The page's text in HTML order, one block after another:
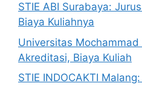
STIE ABI Surabaya:
Biaya Kuliahnya
Universitas
Akreditasi, Biaya Kuliah
STIE INDOCAKTI